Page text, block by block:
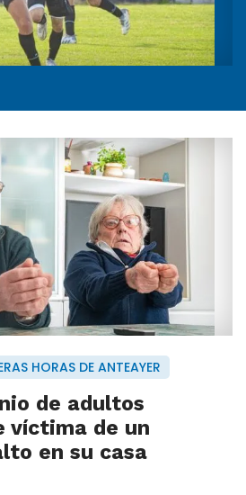
HORAS DE ANTEAYER
de adultos
víctima de un
en su casa